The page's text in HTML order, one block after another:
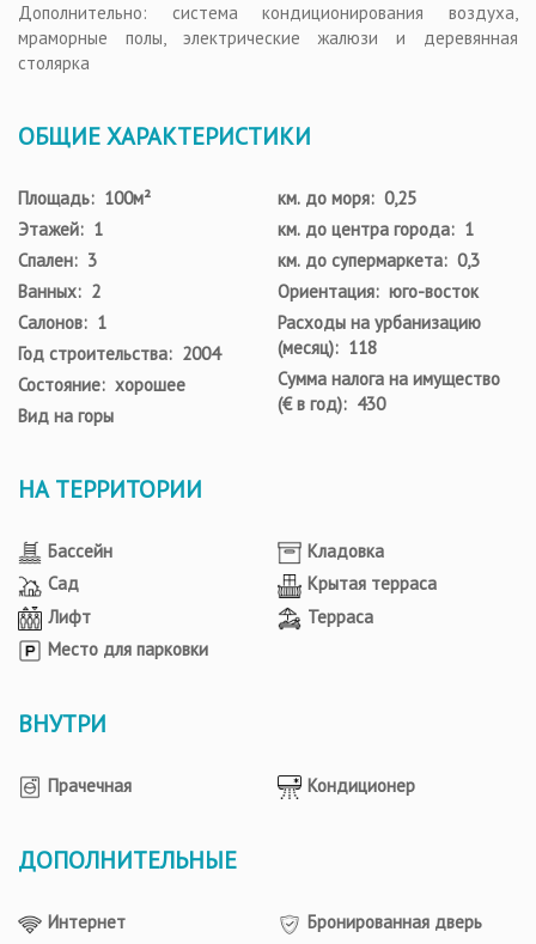
Дополнительно: система кондиционирования воздуха,
мраморные полы, электрические жалюзи и деревянная
столярка
ОБЩИЕ ХАРАКТЕРИСТИКИ
Площадь: 100м²
Этажей: 1
Спален: 3
Ванных: 2
Салонов: 1
Год строительства: 2004
Состояние: хорошее
Вид на горы
км. до моря: 0,25
км. до центра города: 1
км. до супермаркета: 0,3
Ориентация: юго-восток
Расходы на урбанизацию
(месяц): 118
Сумма налога на имущество
(€ в год): 430
НА ТЕРРИТОРИИ
Бассейн
Сад
Лифт
Место для парковки
Кладовка
Крытая терраса
Терраса
ВНУТРИ
Прачечная Кондиционер
ДОПОЛНИТЕЛЬНЫЕ
Интернет
Бронированная дверь